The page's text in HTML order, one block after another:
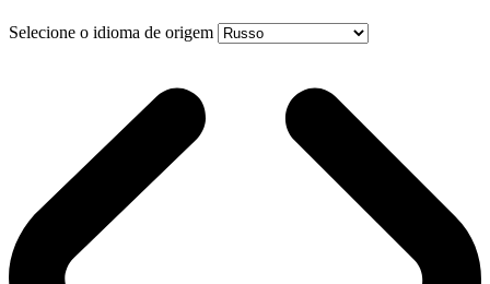
Selecione o idioma de origem